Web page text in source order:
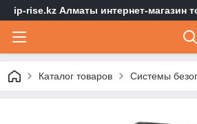
ip-rise.kz Алматы интернет-магазин
Каталог товаров Системы